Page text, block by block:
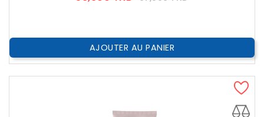
AJOUTER AU PANIER